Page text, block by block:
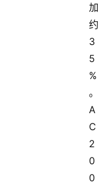
加
约
3
5
%
。
A
C
2
0
0